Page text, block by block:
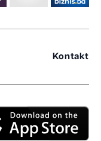
Kontakt